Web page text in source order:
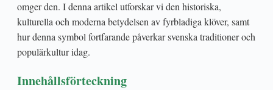
omger den. I denna artikel utforskar vi den historiska,
kulturella och moderna betydelsen av fyrbladiga klöver, samt
hur denna symbol fortfarande påverkar svenska traditioner och
populärkultur idag.
Innehållsförteckning